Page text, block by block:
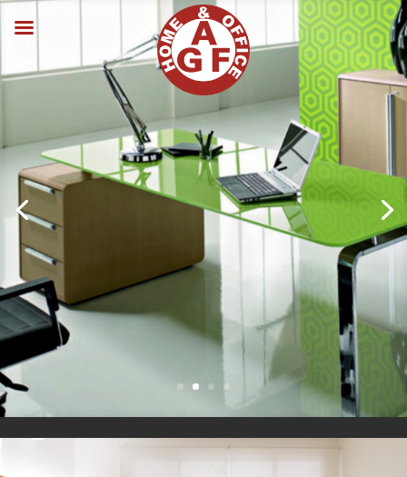
Projetos Personalizados
Portifófio